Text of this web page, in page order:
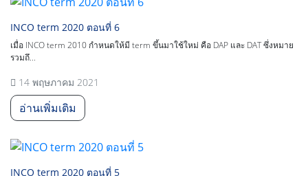
INCO term 2020 ตอนที่ 6
เมื่อ INCO term 2010 กำหนดให้มี term ขึ้นมาใช้ใหม่ คือ DAP และ DAT ซึ่งหมาย
รวมถึ...
14 พฤษภาคม 2021
อ่านเพิ่มเติม
INCO term 2020 ตอนที่ 5